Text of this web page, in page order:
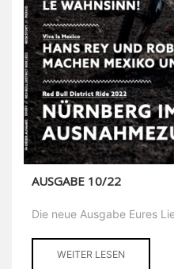
AUSGABE 10/22
Die neue Ausgabe Eures
WEITER LESEN